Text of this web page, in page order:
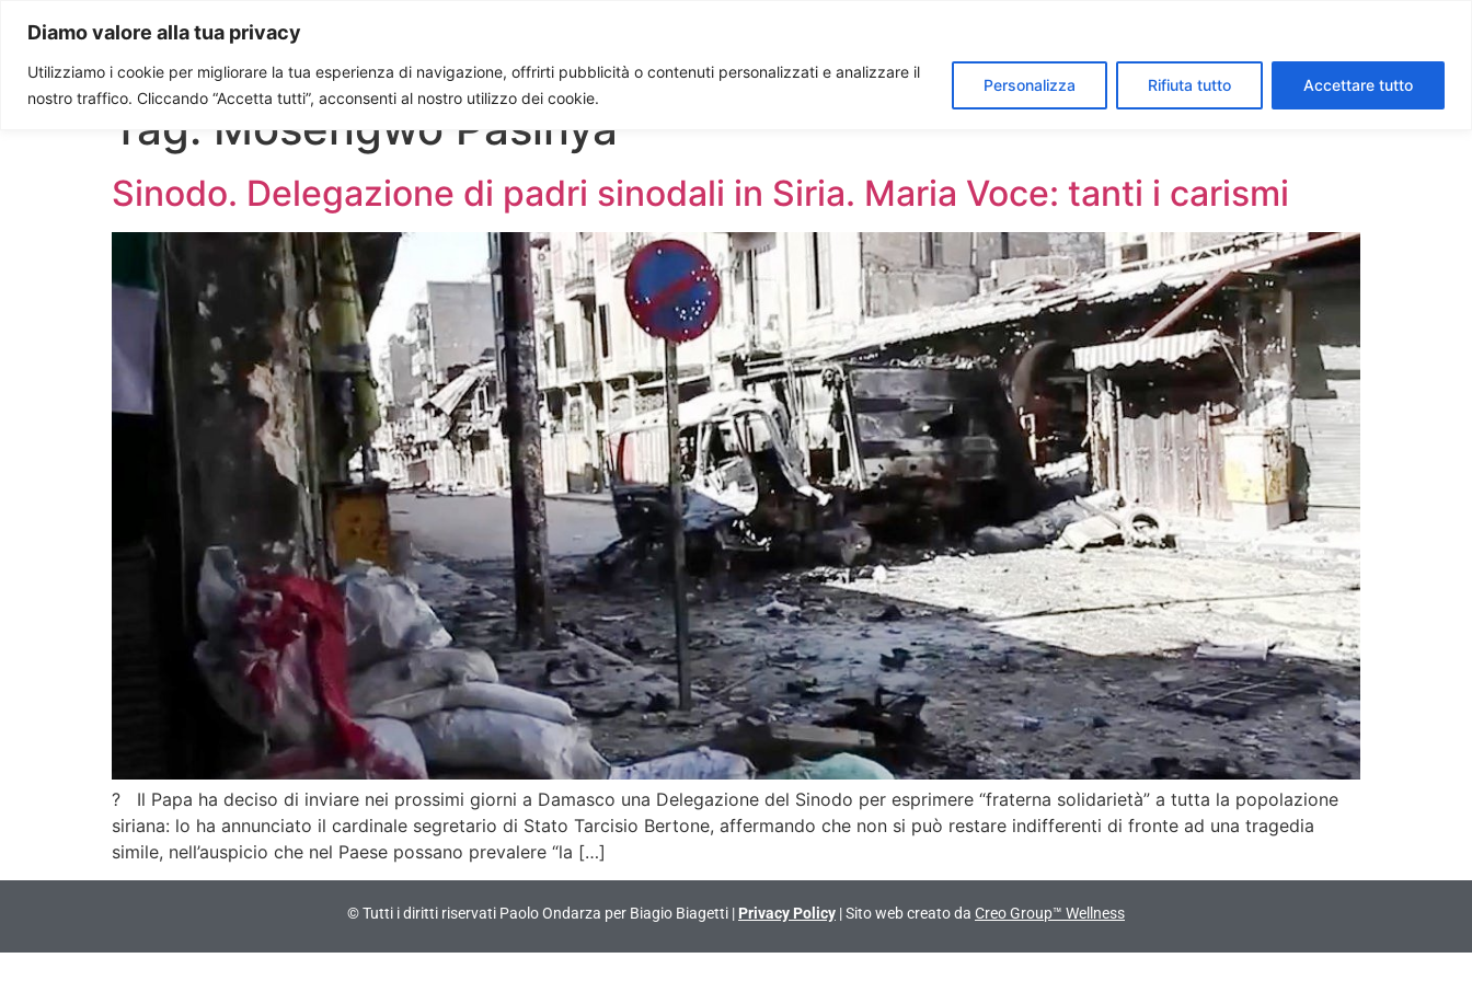
Diamo valore alla tua privacy
Utilizziamo i cookie per migliorare la tua esperienza di navigazione, offrirti pubblicità o contenuti personalizzati e analizzare il
nostro traffico. Cliccando “Accetta tutti”, acconsenti al nostro utilizzo dei cookie.
Personalizza Rifiuta tutto Accettare tutto
Paolo Ondarza
Tag: Mosengwo Pasinya
Sinodo. Delegazione di padri sinodali in Siria. Maria Voce: tanti i carismi
? Il Papa ha deciso di inviare nei prossimi giorni a Damasco una Delegazione del Sinodo per esprimere “fraterna solidarietà” a tutta la popolazione
siriana: lo ha annunciato il cardinale segretario di Stato Tarcisio Bertone, affermando che non si può restare indifferenti di fronte ad una tragedia
simile, nell’auspicio che nel Paese possano prevalere “la […]
© Tutti i diritti riservati Paolo Ondarza per Biagio Biagetti | Privacy Policy | Sito web creato da Creo Group™ Wellness